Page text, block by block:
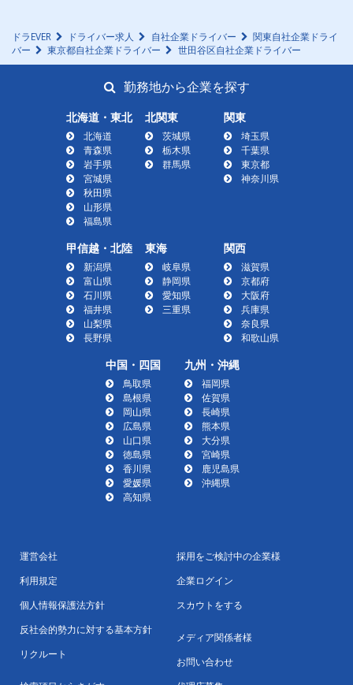
ドラEVER ドライバー求人 自社企業ドライバー
関東自社企業ドライ
バー
東京都自社企業ドライバー 世田谷区自社企業ドライバー
勤務地から企業を探す
北海道・東北
北海道
青森県
岩手県
宮城県
秋田県
山形県
福島県
北関東
茨城県
栃木県
群馬県
関東
埼玉県
千葉県
東京都
神奈川県
甲信越・北陸
新潟県
富山県
石川県
福井県
山梨県
長野県
東海
岐阜県
静岡県
愛知県
三重県
関西
滋賀県
京都府
大阪府
兵庫県
奈良県
和歌山県
中国・四国
鳥取県
島根県
岡山県
広島県
山口県
徳島県
香川県
愛媛県
高知県
九州・沖縄
福岡県
佐賀県
長崎県
熊本県
大分県
宮崎県
鹿児島県
沖縄県
運営会社
利用規定
個人情報保護法方針
反社会的勢力に対する基本方針
リクルート
採用をご検討中の企業様
企業ログイン
スカウトをする
メディア関係者様
お問い合わせ